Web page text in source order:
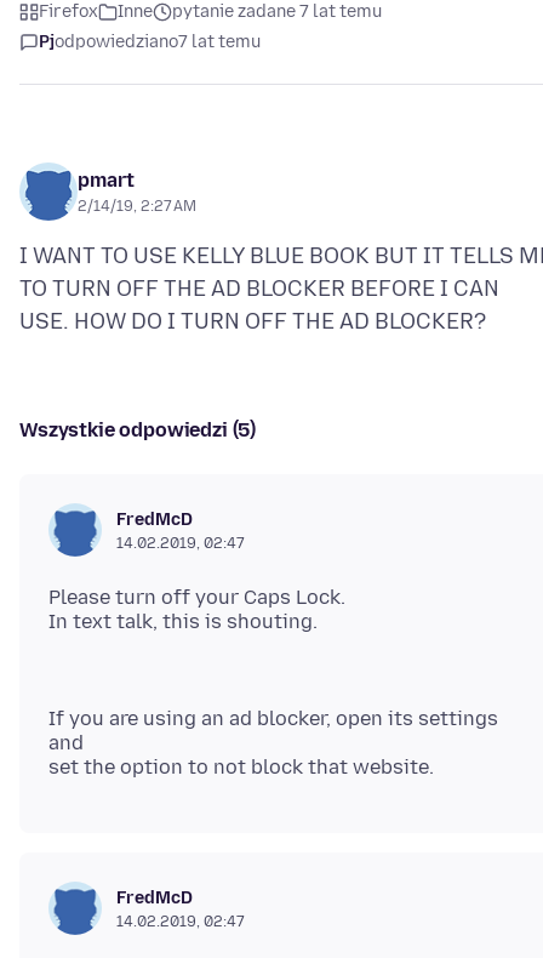
Firefox Inne
pytanie zadane 7 lat temu
Pjodpowiedziano7 lat temu
pmart
2/14/19, 2:27 AM
I WANT TO USE KELLY BLUE BOOK BUT IT TELLS
TO TURN OFF THE AD BLOCKER BEFORE I CAN
Wszystkie odpowiedzi (5)
FredMcD
14.02.2019, 02:47
Please turn off your Caps Lock.
If you are using an ad blocker, open its settings
and
FredMcD
14.02.2019, 02:47